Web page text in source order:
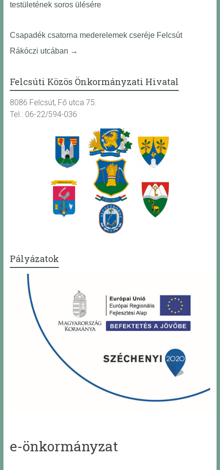
testületének soros ülésére
Csapadék csatorna mederelemek cseréje Felcsút
Rákóczi utcában →
Felcsúti Közös Önkormányzati Hivatal
8086 Felcsút, Fő utca 75.
Tel.: 06-22/594-036
Pályázatok
e-önkormányzat